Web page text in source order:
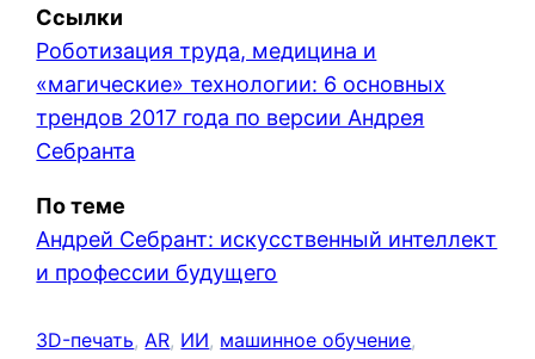
Ссылки
Роботизация труда, медицина и
«магические» технологии: 6 основных
трендов 2017 года по версии Андрея
Себранта
По теме
Андрей Себрант: искусственный интеллект
и профессии будущего
3D-печать, AR, ИИ, машинное обучение